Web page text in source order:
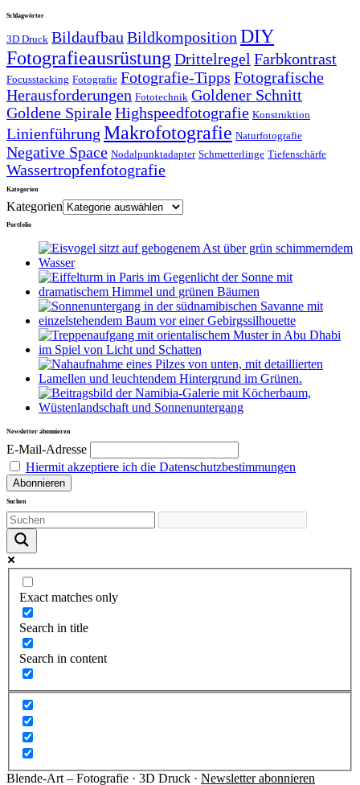
Schlagwörter
3D Druck Bildaufbau Bildkomposition DIY
Fotografieausrüstung Drittelregel Farbkontrast
Focusstacking Fotografie Fotografie-Tipps Fotografische
Herausforderungen Fototechnik Goldener Schnitt
Goldene SpiraleHighspeedfotografie Konstruktion
Linienführung Makrofotografie Naturfotografie
Negative Space Nodalpunktadapter Schmetterlinge Tiefenschärfe
Wassertropfenfotografie
Kategorien
Kategorien
Portfolio
Newsletter abonnieren
E-Mail-Adresse
Hiermit akzeptiere ich die Datenschutzbestimmungen
Suchen
Exact matches only
Search in title
Search in content
Blende-Art – Fotografie · 3D Druck · Newsletter abonnieren